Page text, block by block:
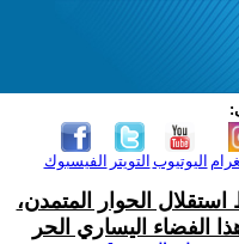
الفيسبوك التويتر اليوتيوب
الحوار المتمدن،
الفضاء اليساري الحر